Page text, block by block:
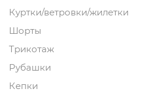
Куртки/ветровки/жилетки
Шорты
Трикотаж
Рубашки
Кепки